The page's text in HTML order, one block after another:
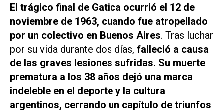
El trágico final de Gatica ocurrió el 12 de
noviembre de 1963, cuando fue atropellado
por un colectivo en Buenos Aires. Tras luchar
por su vida durante dos días, falleció a causa
de las graves lesiones sufridas. Su muerte
prematura a los 38 años dejó una marca
indeleble en el deporte y la cultura
argentinos, cerrando un capítulo de triunfos